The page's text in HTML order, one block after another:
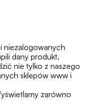
niezalogowanych
dany produkt,
nie tylko z naszego
sklepów www i
zarówno